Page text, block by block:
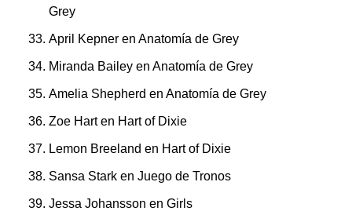
Grey
April Kepner en Anatomía de Grey
Miranda Bailey en Anatomía de Grey
Amelia Shepherd en Anatomía de Grey
Zoe Hart en Hart of Dixie
Lemon Breeland en Hart of Dixie
Sansa Stark en Juego de Tronos
Jessa Johansson en Girls